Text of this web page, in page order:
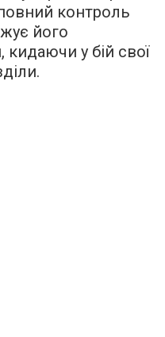
контроль
його
кидаючи у бій свої